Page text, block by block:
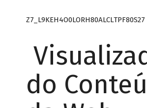
Z7_L9KEH4O0LORH80ALCLTPF80S27
do